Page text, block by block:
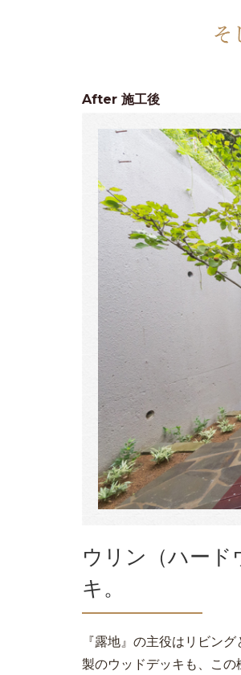
After 施工後
ウリン（ハード
キ。
『露地』の主役はリビン
製のウッドデッキも、この